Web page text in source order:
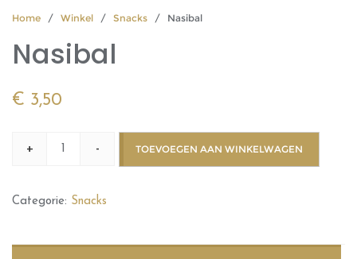
Home / Winkel / Snacks / Nasibal
Nasibal
€ 3,50
+ - TOEVOEGEN AAN WINKELWAGEN
Categorie: Snacks